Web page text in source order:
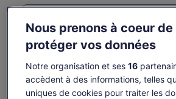
entre 3160 et 4450masl, la superficie
prédomine. Vivez l'authentique !
Dates
jeu. 6 août – jeu. 20 août
Voyageurs
1 adulte
jeu. 6 août ven. 7 août sam. 8
Nous prenons à coeur de
protéger vos données
Notre organisation et ses 16
accèdent à des informations, telles
uniques de cookies pour traiter les